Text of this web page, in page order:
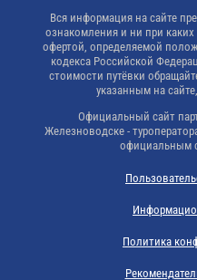
Политика
Вся информация на сайте
ознакомления и ни при каких
офертой, определяемой
кодекса Российской
стоимости путёвки
указанным на
Официальный сайт
Железноводске -
официальным